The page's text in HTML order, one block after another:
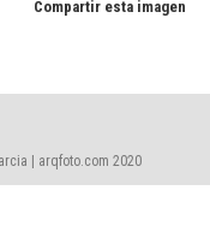
Compartir esta imagen
| arqfoto.com 2020